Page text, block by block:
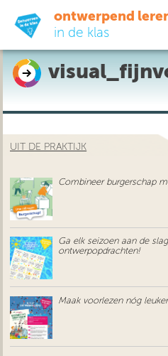
ontwerpend
in de klas
ready-to-go
do-it-yourself
uit de praktijk
over ons
UIT DE PRAKTIJK
Combineer burgerschap
Ga elk seizoen aan de
ontwerpopdrachten!
Maak voorlezen nóg